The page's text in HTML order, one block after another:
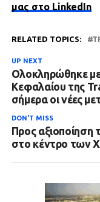
μας στο LinkedIn
RELATED TOPICS:
UP NEXT
Ολοκληρώθηκε με
Κεφαλαίου της
σήμερα οι νέες
DON'T MISS
Προς αξιοποίηση
στο κέντρο των